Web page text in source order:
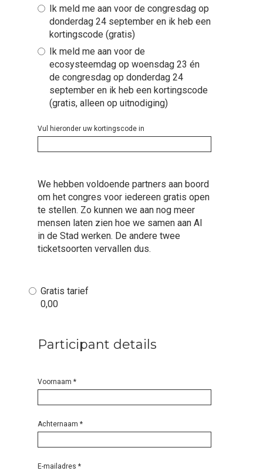
Ik meld me aan voor de congresdag op
donderdag 24 september en ik heb een
kortingscode (gratis)
Ik meld me aan voor de
ecosysteemdag op woensdag 23 én
de congresdag op donderdag 24
september en ik heb een kortingscode
(gratis, alleen op uitnodiging)
Vul hieronder uw kortingscode in
We hebben voldoende partners aan boord
om het congres voor iedereen gratis open
te stellen. Zo kunnen we aan nog meer
mensen laten zien hoe we samen aan AI
in de Stad werken. De andere twee
ticketsoorten vervallen dus.
Gratis tarief
0,00
Participant details
Voornaam *
Achternaam *
E-mailadres *